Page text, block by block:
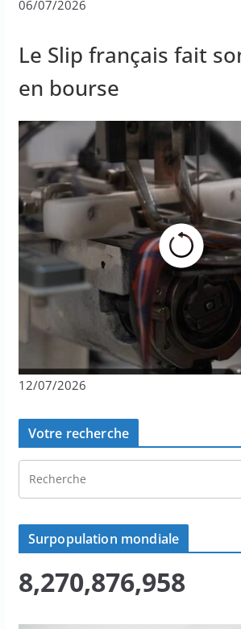
06/07/2026
Le Slip français fait
en bourse
12/07/2026
Votre recherche
Surpopulation mondiale
8,270,876,958